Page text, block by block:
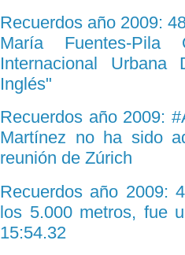
Recuerdos año 2009:
María Fuentes-
Internacional
Inglés"
Recuerdos año 2009:
Martínez no ha sido
reunión de Zúrich
Recuerdos año 2009:
los 5.000 metros, fue
15:54.32